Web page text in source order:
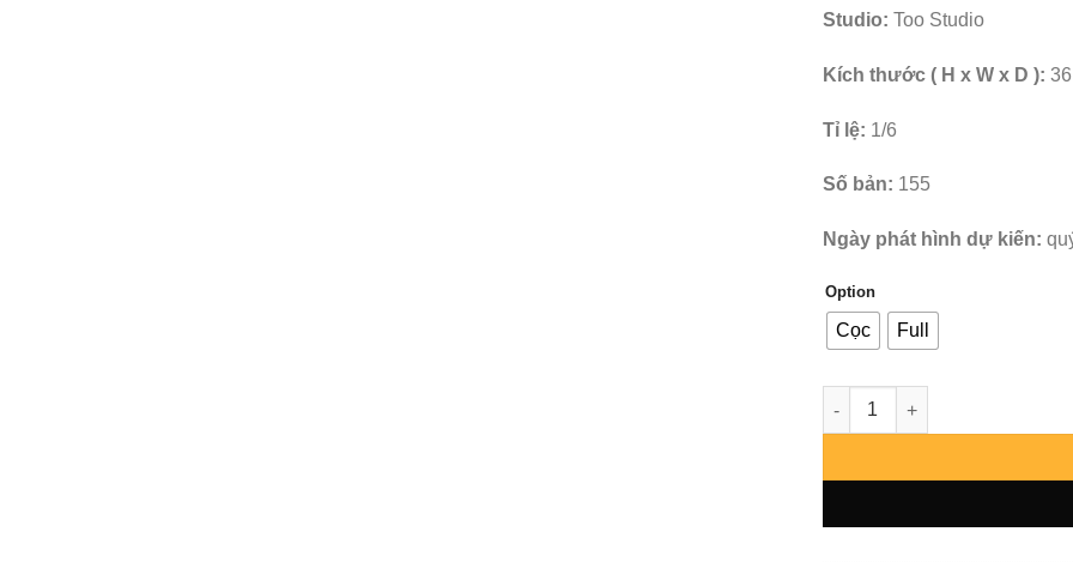
Studio: Too Studio
Kích thước ( H x W x D ):
Tỉ lệ: 1/6
Số bản: 155
Ngày phát hình dự kiến:
Option
Cọc Full
Dragon Ball Super - Songoku